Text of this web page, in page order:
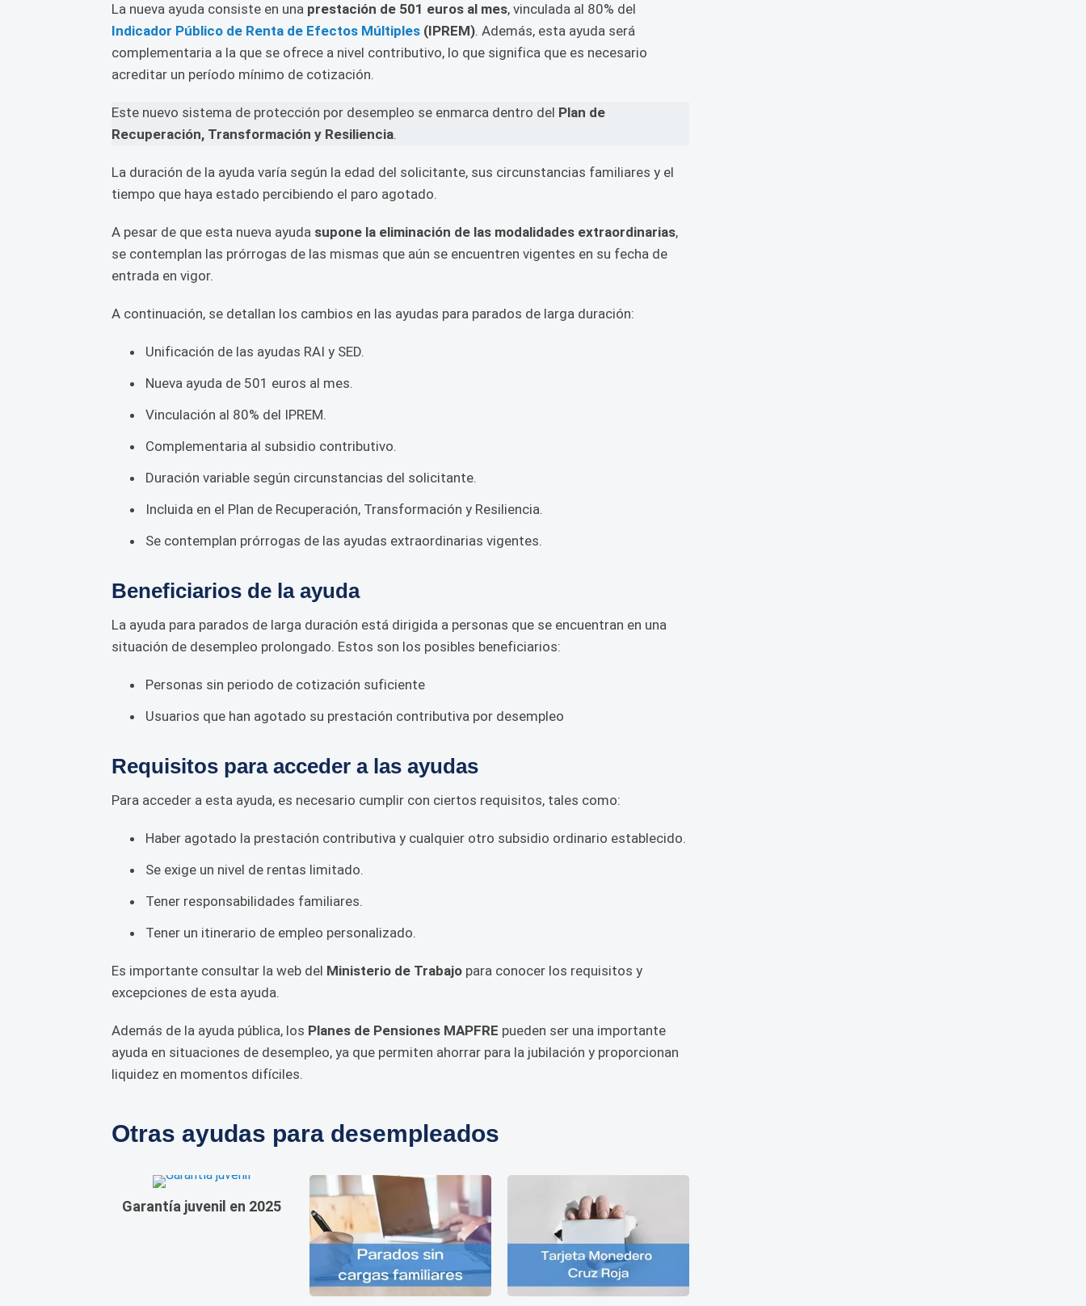
La nueva ayuda consiste en una prestación de 501 euros al mes, vinculada al 80% del
Indicador Público de Renta de Efectos Múltiples (IPREM). Además, esta ayuda será
complementaria a la que se ofrece a nivel contributivo, lo que significa que es necesario
acreditar un período mínimo de cotización.
Este nuevo sistema de protección por desempleo se enmarca dentro del Plan de
Recuperación, Transformación y Resiliencia.
La duración de la ayuda varía según la edad del solicitante, sus circunstancias familiares y el
tiempo que haya estado percibiendo el paro agotado.
A pesar de que esta nueva ayuda supone la eliminación de las modalidades extraordinarias,
se contemplan las prórrogas de las mismas que aún se encuentren vigentes en su fecha de
entrada en vigor.
A continuación, se detallan los cambios en las ayudas para parados de larga duración:
Unificación de las ayudas RAI y SED.
Nueva ayuda de 501 euros al mes.
Vinculación al 80% del IPREM.
Complementaria al subsidio contributivo.
Duración variable según circunstancias del solicitante.
Incluida en el Plan de Recuperación, Transformación y Resiliencia.
Se contemplan prórrogas de las ayudas extraordinarias vigentes.
Beneficiarios de la ayuda
La ayuda para parados de larga duración está dirigida a personas que se encuentran en una
situación de desempleo prolongado. Estos son los posibles beneficiarios:
Personas sin periodo de cotización suficiente
Usuarios que han agotado su prestación contributiva por desempleo
Requisitos para acceder a las ayudas
Para acceder a esta ayuda, es necesario cumplir con ciertos requisitos, tales como:
Haber agotado la prestación contributiva y cualquier otro subsidio ordinario establecido.
Se exige un nivel de rentas limitado.
Tener responsabilidades familiares.
Tener un itinerario de empleo personalizado.
Es importante consultar la web del Ministerio de Trabajo para conocer los requisitos y
excepciones de esta ayuda.
Además de la ayuda pública, los Planes de Pensiones MAPFRE pueden ser una importante
ayuda en situaciones de desempleo, ya que permiten ahorrar para la jubilación y proporcionan
liquidez en momentos difíciles.
Otras ayudas para desempleados
Garantía juvenil en 2025